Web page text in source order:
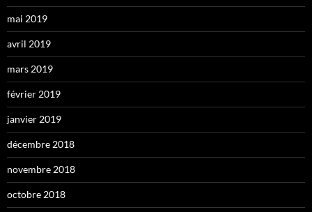
mai 2019
avril 2019
mars 2019
février 2019
janvier 2019
décembre 2018
novembre 2018
octobre 2018